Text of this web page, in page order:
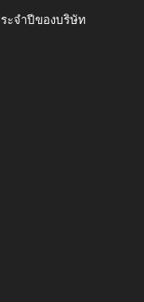
ะจำปีของบริษัท